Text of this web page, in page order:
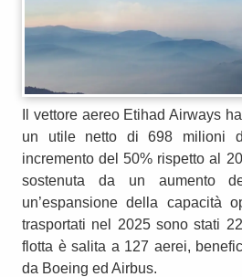
Il vettore aereo Etihad Airways
un utile netto di 698 milioni
incremento del 50% rispetto al
sostenuta da un aumento
un’espansione della capacità
trasportati nel 2025 sono stati
flotta è salita a 127 aerei,
da Boeing ed Airbus.